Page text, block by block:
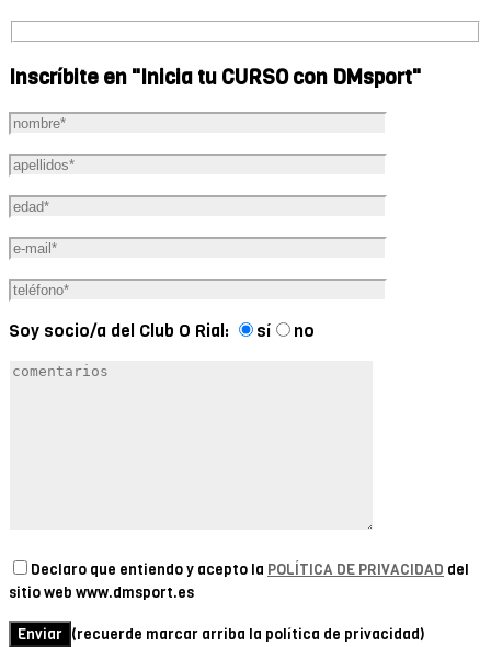
Inscríbite en "Inicia tu CURSO con DMsport"
Soy socio/a del Club O Rial: sí no
Declaro que entiendo y acepto la POLÍTICA DE PRIVACIDAD del
sitio web www.dmsport.es
(recuerde marcar arriba la política de privacidad)